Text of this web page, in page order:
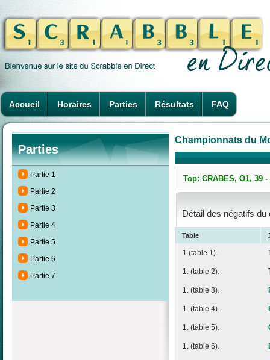
Accueil Horaires Parties Résultats FAQ
Parties
Partie 1
Partie 2
Partie 3
Partie 4
Partie 5
Partie 6
Partie 7
Championnats du
Top: CRABES, O1, 39
Détail des négatifs
Table
1 (table 1).
1. (table 2).
1. (table 3).
1. (table 4).
1. (table 5).
1. (table 6).